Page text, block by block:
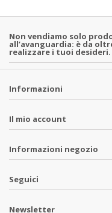
Non vendiamo solo
all’avanguardia: è da
realizzare i tuoi desideri.
Informazioni
Il mio account
Informazioni negozio
Seguici
Newsletter